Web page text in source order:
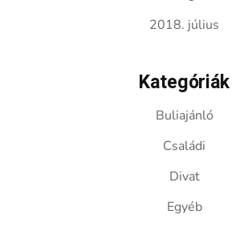
2018. július
Kategóriák
Buliajánló
Családi
Divat
Egyéb